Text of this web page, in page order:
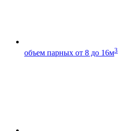
объем парных от 8 до 16м3